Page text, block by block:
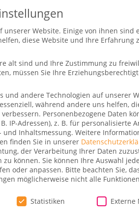
Business Class 737-
Tripreport
|12. September 2018|0
|
Class 737-800 Tripreport |
unserer Website. Einige von ihnen sind
diese Website und Ihre Erfahrung
alt sind und Ihre Zustimmung zu
müssen Sie Ihre
und andere Technologien auf unserer
während andere uns helfen,
Personenbezogene Daten
IP-Adressen), z. B. für personalisierte
und Inhaltsmessung. Weitere
finden Sie in unserer
der Verarbeitung Ihrer Daten
zu können. Sie können Ihre Auswahl
oder anpassen. Bitte beachten Sie,
möglicherweise nicht alle
Statistiken Externe